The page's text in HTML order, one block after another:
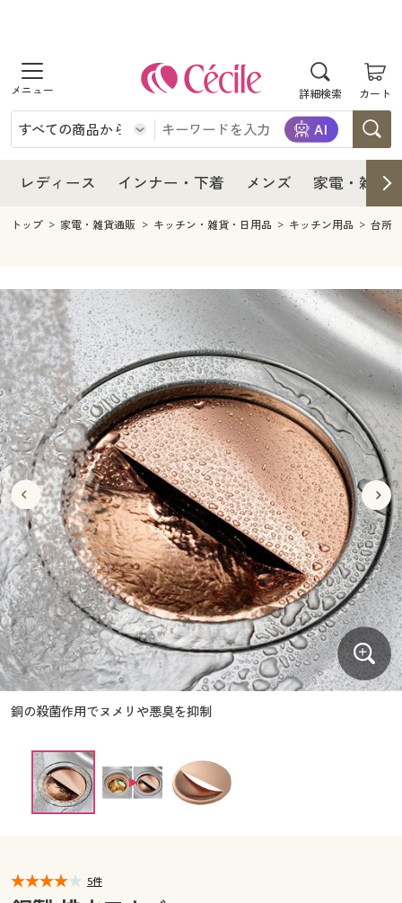
詳細検索 カート
商品を探す
レディース
レディースファッション
インナー・下着
インナー・下着通販すべて
メンズ下着
ジュニア・ティーンズ下着
メンズ
メンズファッション
メンズ下着
家電・雑貨すべて
家電
キッチン・雑貨・日用品
寝具・インテリア・家具
寝具・インテリア・家具通販すべて
家具・収納
寝具・ベッド
カーテン・ラグ・ファブリック
美容・健康
美容・健康通販すべて
美容・健康・サプリメント
制服・スクール
制服・スクールすべて
制服・学生服
ジュニア・ティーンズ下着
大きいサイズ
大きいサイズ通販すべて
大きいサイズ レディース服
大きいサイズ レディース下着
大きいサイズ メンズ
大きいサイズ 事務・制服
バーゲン
バーゲンセール
シークレットセール
詳細検索
商品カテゴリ一覧
カタログ
カタログ・チラシからのご注文
デジタルカタログ
カタログ無料プレゼント
マイページ
レディース インナー・下着 メンズ 家電・雑貨
レディース
レディース通販すべて
レディースファッション
インナー・下着
インナー・下着通販すべて
ジュニア・ティーンズ下着
メンズ
メンズ下着
家電
キッチン・雑貨・日用品
寝具・インテリア・家具通販すべて
家具・収納
寝具・ベッド
カーテン・ラグ・ファブリック
美容・健康
美容・健康通販すべて
美容・健康・サプリメント
制服・スクール
制服・スクールすべて
制服・学生服
ジュニア・ティーンズ下着
大きいサイズ
大きいサイズ通販すべて
大きいサイズ レディース服
大きいサイズ レディース下着
大きいサイズ メンズ
大きいサイズ 事務・制服
バーゲン
バーゲンセール
シークレットセール
詳細検索
商品カテゴリ一覧
カタログ
カタログ・チラシからのご注文
カタログ無料プレゼント
会員メニュー
閲覧履歴
トップ 家電・雑貨通販 キッチン・雑貨・日用品 キッチン用品 台所
銅の殺菌作用でヌメリや悪臭を抑制
5件